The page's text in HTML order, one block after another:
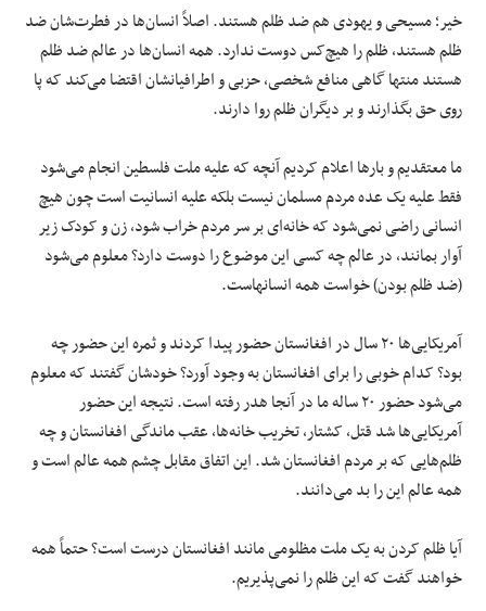
خیر؛ مسیحی و یهودی هم ضد ظلم هستند. اصلاً انسان‌ها در فطرت‌شان ضد
ظلم هستند، ظلم را هیچ‌کس دوست ندارد. همه انسان‌ها در عالم ضد ظلم
هستند منتها گاهی منافع شخصی، حزبی و اطرافیانشان اقتضا می‌کند که پا
روی حق بگذارند و بر دیگران ظلم روا دارند.
ما معتقدیم و بارها اعلام کردیم آنچه که علیه ملت فلسطین انجام می‌شود
فقط علیه یک عده مردم مسلمان نیست بلکه علیه انسانیت است چون هیچ
انسانی راضی نمی‌شود که خانه‌ای بر سر مردم خراب شود، زن و کودک زیر
آوار بمانند، در عالم چه کسی این موضوع را دوست دارد؟ معلوم می‌شود
(ضد ظلم بودن) خواست همه انسانهاست.
آمریکایی‌ها ۲۰ سال در افغانستان حضور پیدا کردند و ثمره این حضور چه
بود؟ کدام خوبی را برای افغانستان به وجود آورد؟ خودشان گفتند که معلوم
می‌شود حضور ۲۰ ساله ما در آنجا هدر رفته است. نتیجه این حضور
آمریکایی‌ها شد قتل، کشتار، تخریب خانه‌ها، عقب ماندگی افغانستان و چه
ظلم‌هایی که بر مردم افغانستان شد. این اتفاق مقابل چشم همه عالم است و
همه عالم این را بد می‌دانند.
آیا ظلم کردن به یک ملت مظلومی مانند افغانستان درست است؟ حتماً همه
خواهند گفت که این ظلم را نمی‌پذیریم.